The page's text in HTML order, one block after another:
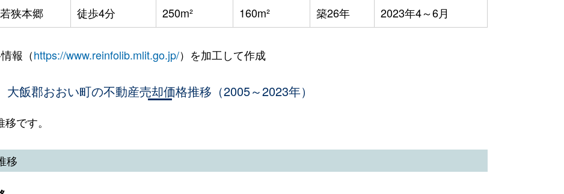
若狭本郷 徒歩4分 250m² 160m² 築26年 2023年4～6月
報（https://www.reinfolib.mlit.go.jp/）を加工して作成
大飯郡おおい町の不動産売却価格推移（2005～2023年）
です。
移